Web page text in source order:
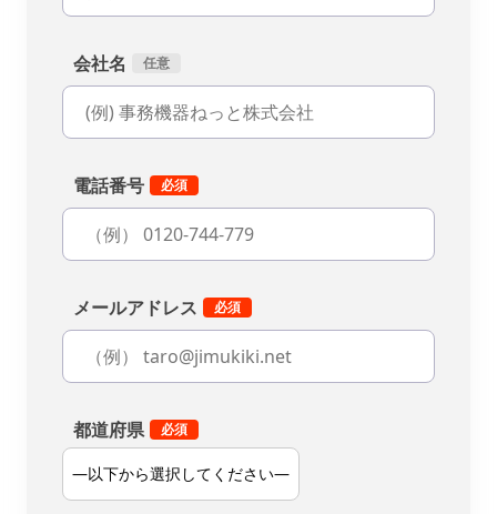
会社名
電話番号
メールアドレス
都道府県